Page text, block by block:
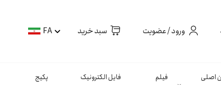
ورود / عضویت سبد خرید FA
اصلی
فیلم
فایل الکترونیک
پکیج